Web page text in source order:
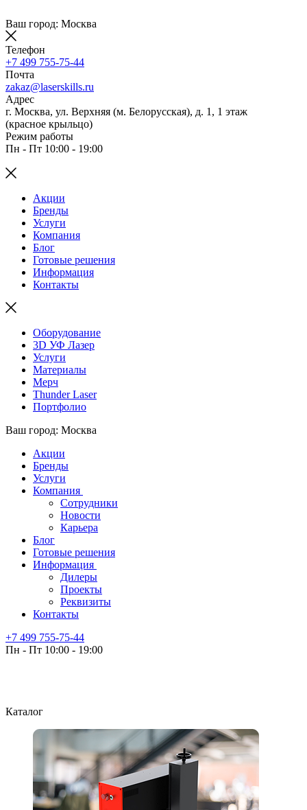
Ваш город: Москва
Телефон
+7 499 755-75-44
Почта
zakaz@laserskills.ru
Адрес
г. Москва, ул. Верхняя (м. Белорусская), д. 1, 1 этаж
(красное крыльцо)
Режим работы
Пн - Пт 10:00 - 19:00
Акции
Бренды
Услуги
Компания
Блог
Готовые решения
Информация
Контакты
Оборудование
3D УФ Лазер
Услуги
Материалы
Мерч
Thunder Laser
Портфолио
Ваш город: Москва
Акции
Бренды
Услуги
Компания
Сотрудники
Новости
Карьера
Блог
Готовые решения
Информация
Дилеры
Проекты
Реквизиты
Контакты
+7 499 755-75-44
Пн - Пт 10:00 - 19:00
Каталог